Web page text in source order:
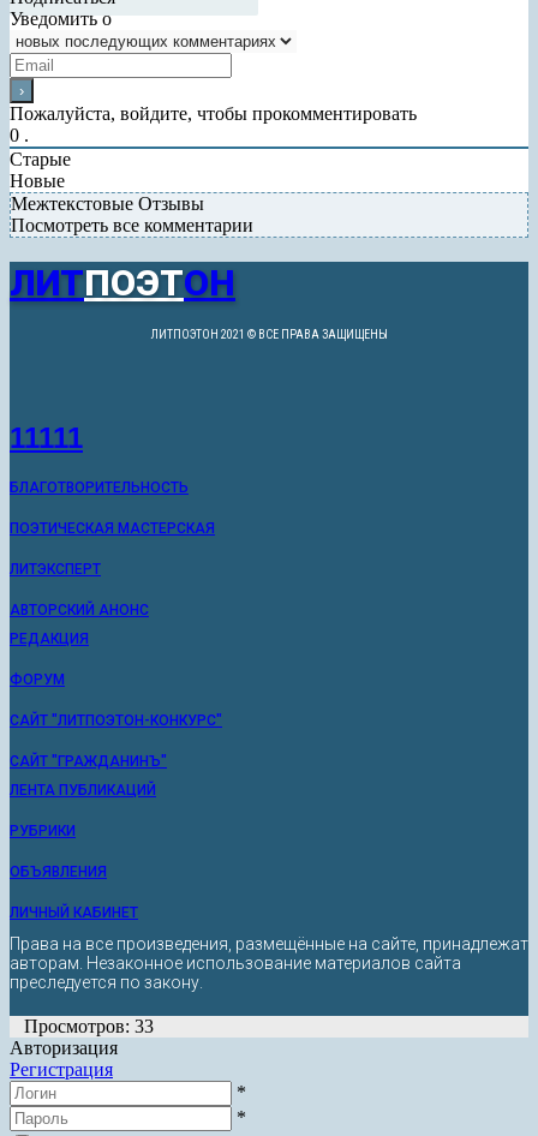
Уведомить о
Пожалуйста, войдите, чтобы прокомментировать
0 .
Старые
Новые
Межтекстовые Отзывы
Посмотреть все комментарии
ЛИТПОЭТОН
ЛИТПОЭТОН 2021 © ВСЕ ПРАВА ЗАЩИЩЕНЫ
11111
БЛАГОТВОРИТЕЛЬНОСТЬ
ПОЭТИЧЕСКАЯ МАСТЕРСКАЯ
ЛИТЭКСПЕРТ
АВТОРСКИЙ АНОНС
РЕДАКЦИЯ
ФОРУМ
САЙТ "ЛИТПОЭТОН-КОНКУРС"
САЙТ "ГРАЖДАНИНЪ"
ЛЕНТА ПУБЛИКАЦИЙ
РУБРИКИ
ОБЪЯВЛЕНИЯ
ЛИЧНЫЙ КАБИНЕТ
Права на все произведения, размещённые на сайте, принадлежат
авторам. Незаконное использование материалов сайта
преследуется по закону.
Просмотров: 33
Авторизация
Регистрация
*
*